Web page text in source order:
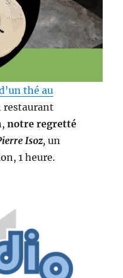
thé au
restaurant
notre regretté
Isoz, un
1 heure.